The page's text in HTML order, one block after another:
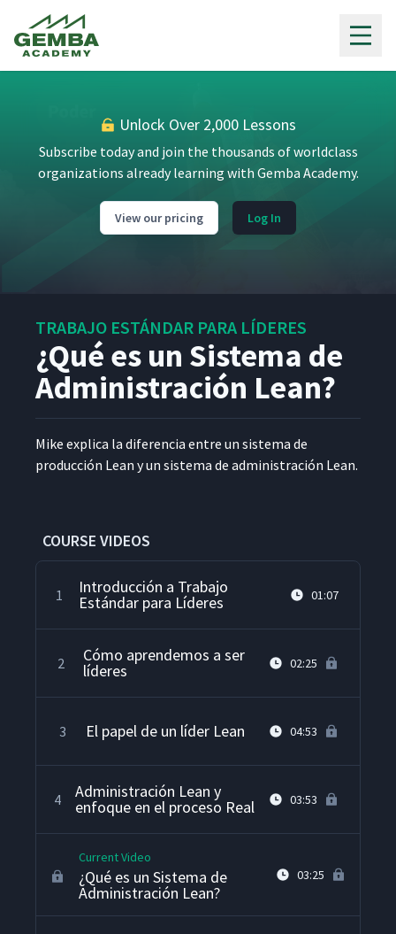
Unlock Over 2,000 Lessons
Subscribe today and join the thousands of worldclass
organizations already learning with Gemba Academy.
View our pricing Log In
TRABAJO ESTÁNDAR PARA LÍDERES
¿Qué es un Sistema de
Administración Lean?
Mike expli­ca la difer­en­cia entre un sis­tema de
pro­duc­ción Lean y un sis­tema de admin­is­tración Lean.
COURSE VIDEOS
1 Introducción a Trabajo
Estándar para Líderes 01:07
2 Cómo aprendemos a ser
líderes 02:25
3 El papel de un líder Lean 04:53
4 Administración Lean y
enfoque en el proceso Real 03:53
Current Video
¿Qué es un Sistema de
Administración Lean?
03:25